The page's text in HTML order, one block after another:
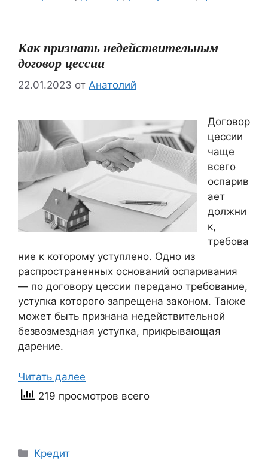
Как признать недействительным
договор цессии
22.01.2023 от Анатолий
Договор
цессии
чаще
всего
оспарив
ает
должни
к,
требова
ние к которому уступлено. Одно из
распространенных оснований оспаривания
— по договору цессии передано требование,
уступка которого запрещена законом. Также
может быть признана недействительной
безвозмездная уступка, прикрывающая
дарение.
Читать далее
219 просмотров всего
Рубрики
Кредит